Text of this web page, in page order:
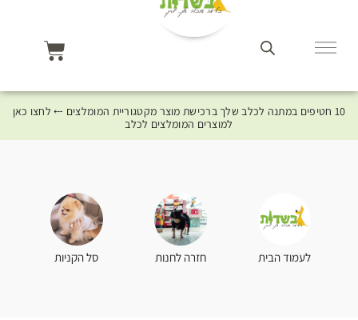
10 חטיפים במתנה לכלב שלך ברכישת מוצר מקטגוריית המומלצים ⤎ לחצו כאן
למוצרים המומלצים לכלב
לעמוד הבית חזרה לחנות סל הקניות